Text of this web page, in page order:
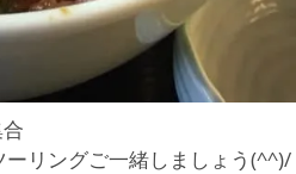
リングご一緒しましょう(^^)/